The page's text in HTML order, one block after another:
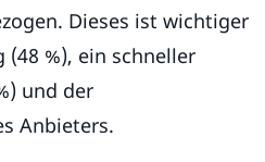
Dieses ist wichtiger
%), ein schneller
und der
Anbieters.